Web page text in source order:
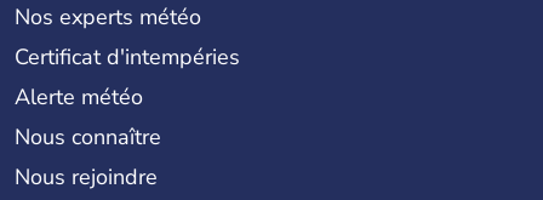
Nos experts météo
Certificat d'intempéries
Alerte météo
Nous connaître
Nous rejoindre